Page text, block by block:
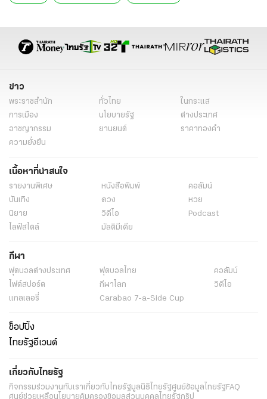
ข่าว
พระราชสำนัก ทั่วไทย
ในกระแส
การเมือง
นโยบายรัฐ
ต่างประเทศ
อาชญากรรม
ยานยนต์
ราคาทองคำ
ความยั่งยืน
เนื้อหาที่น่าสนใจ
รายงานพิเศษ หนังสือพิมพ์
คอลัมน์
บันเทิง
ดวง
หวย
นิยาย
วิดีโอ
Podcast
ไลฟ์สไตล์
มัลติมีเดีย
กีฬา
ฟุตบอลต่่างประเทศ ฟุตบอลไทย
คอลัมน์
ไฟต์สปอร์ต
กีฬาโลก
วิดีโอ
แกลเลอรี่
Carabao 7-a-Side Cup
ช็อปปิ้ง
ไทยรัฐอีเวนต์
เกี่ยวกับไทยรัฐ
กิจกรรมร่วมงานกับเราเกี่ยวกับไทยรัฐมูลนิธิไทยรัฐศูนย์ข้อมูลไทยรัฐFAQ
ศูนย์ช่วยเหลือนโยบายคุ้มครองข้อมูลส่วนบุคคลไทยรัฐกรุ๊ป